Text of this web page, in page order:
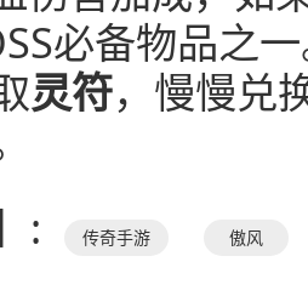
必备物品之
灵符，慢慢兑
:
传奇手游 傲风